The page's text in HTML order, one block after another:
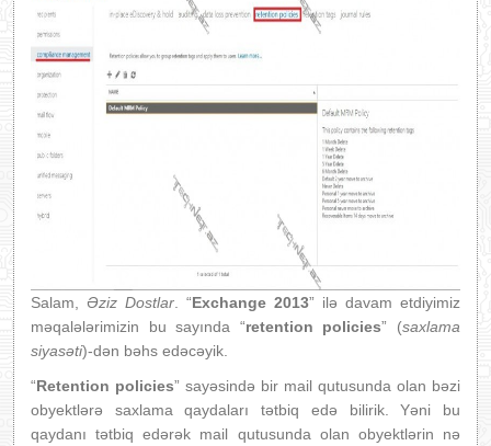
Salam, Əziz Dostlar . “Exchange 2013” ilə davam etdiyimiz
məqalələrimizin bu sayında “retention policies” (saxlama
siyasəti)-dən bəhs edəcəyik.
“Retention policies” sayəsində bir mail qutusunda olan bəzi
obyektlərə saxlama qaydaları tətbiq edə bilirik. Yəni bu
qaydanı tətbiq edərək mail qutusunda olan obyektlərin nə